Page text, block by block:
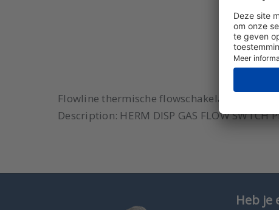
Flowline thermische flowschakelaar Model:
Description: HERM DISP GAS FLOW SWTCH
Heb je